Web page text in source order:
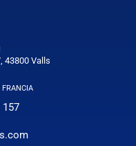
43800 Valls
157